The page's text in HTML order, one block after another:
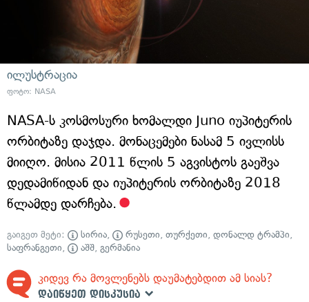
ილუსტრაცია
ფოტო: NASA
NASA-ს კოსმოსური ხომალდი Juno იუპიტერის
ორბიტაზე დაჯდა. მონაცემები ნასამ 5 ივლისს
მიიღო. მისია 2011 წლის 5 აგვისტოს გაეშვა
დედამიწიდან და იუპიტერის ორბიტაზე 2018
წლამდე დარჩება.
გაიგეთ მეტი: სირია, რუსეთი, თურქეთი, დონალდ ტრამპი,
საფრანგეთი, აშშ, გერმანია
კიდევ რა მოვლენებს დაუმატებდით ამ სიას?
დაიწყეთ დისკუსია